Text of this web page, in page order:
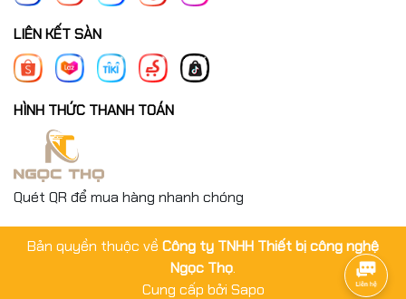
LIÊN KẾT SÀN
HÌNH THỨC THANH TOÁN
Quét QR để mua hàng nhanh chóng
Bản quyền thuộc về Công ty TNHH Thiết bị công nghệ
Ngọc Thọ.
Cung cấp bởi Sapo